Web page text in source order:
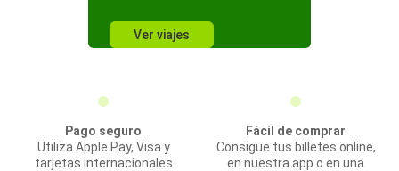
Ver viajes
Pago seguro
Utiliza Apple Pay, Visa y
tarjetas internacionales
Fácil de comprar
Consigue tus billetes online,
en nuestra app o en una